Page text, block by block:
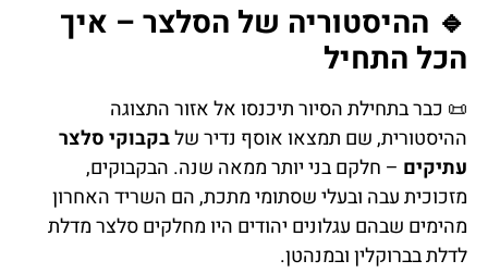
🔹 ההיסטוריה של הסלצר – איך
הכל התחיל
📜 כבר בתחילת הסיור תיכנסו אל אזור התצוגה
ההיסטורית, שם תמצאו אוסף נדיר שלבקבוקי סלצר
עתיקים – חלקם בני יותר ממאה שנה. הבקבוקים,
מזכוכית עבה ובעלי שסתומי מתכת, הם השריד האחרון
מהימים שבהם עגלונים יהודים היו מחלקים סלצר מדלת
לדלת בברוקלין ובמנהטן.